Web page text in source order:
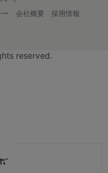
ー 会社概要
採用情報
reserved.